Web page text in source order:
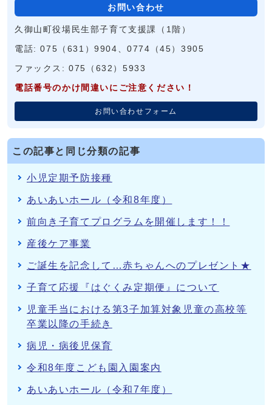
お問い合わせ
久御山町役場民生部子育て支援課（1階）
電話: 075（631）9904、0774（45）3905
ファックス: 075（632）5933
電話番号のかけ間違いにご注意ください！
お問い合わせフォーム
この記事と同じ分類の記事
小児定期予防接種
あいあいホール（令和8年度）
前向き子育てプログラムを開催します！！
産後ケア事業
ご誕生を記念して…赤ちゃんへのプレゼント★
子育て応援『はぐくみ定期便』について
児童手当における第3子加算対象児童の高校等
卒業以降の手続き
病児・病後児保育
令和8年度こども園入園案内
あいあいホール（令和7年度）